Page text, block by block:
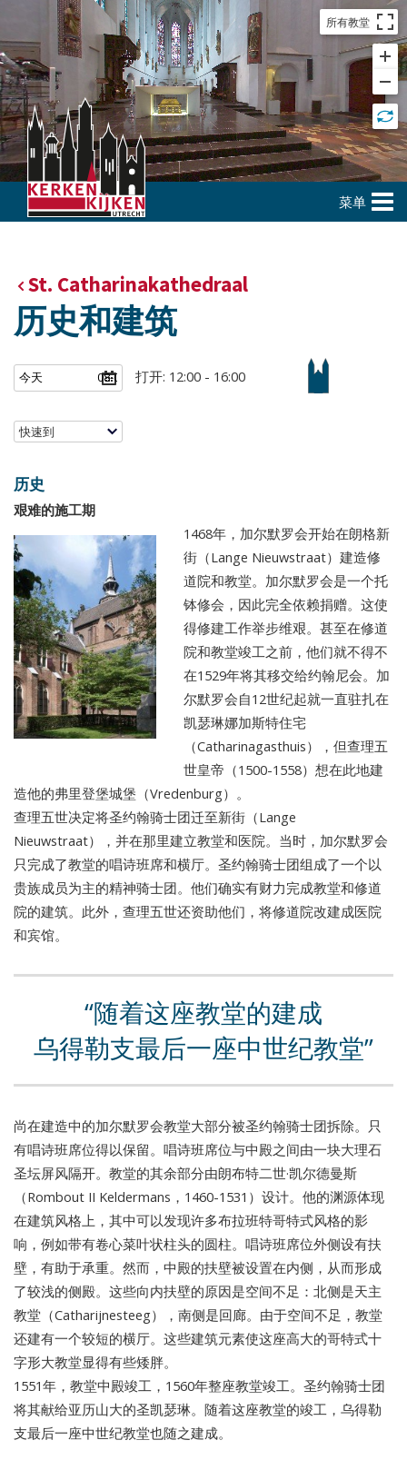
所有教堂
菜单
St. Catharinakathedraal
历史和建筑
打开: 12:00 - 16:00
快速到
历史
艰难的施工期
1468年，加尔默罗会开始在朗格新
街（Lange Nieuwstraat）建造修
道院和教堂。加尔默罗会是一个托
钵修会，因此完全依赖捐赠。这使
得修建工作举步维艰。甚至在修道
院和教堂竣工之前，他们就不得不
在1529年将其移交给约翰尼会。加
尔默罗会自12世纪起就一直驻扎在
凯瑟琳娜加斯特住宅
（Catharinagasthuis），但查理五
世皇帝（1500-1558）想在此地建
造他的弗里登堡城堡（Vredenburg）。
查理五世决定将圣约翰骑士团迁至新街（Lange
Nieuwstraat），并在那里建立教堂和医院。当时，加尔默罗会
只完成了教堂的唱诗班席和横厅。圣约翰骑士团组成了一个以
贵族成员为主的精神骑士团。他们确实有财力完成教堂和修道
院的建筑。此外，查理五世还资助他们，将修道院改建成医院
和宾馆。
随着这座教堂的建成
乌得勒支最后一座中世纪教堂
尚在建造中的加尔默罗会教堂大部分被圣约翰骑士团拆除。只
有唱诗班席位得以保留。唱诗班席位与中殿之间由一块大理石
圣坛屏风隔开。教堂的其余部分由朗布特二世·凯尔德曼斯
（Rombout II Keldermans，1460-1531）设计。他的渊源体现
在建筑风格上，其中可以发现许多布拉班特哥特式风格的影
响，例如带有卷心菜叶状柱头的圆柱。唱诗班席位外侧设有扶
壁，有助于承重。然而，中殿的扶壁被设置在内侧，从而形成
了较浅的侧殿。这些向内扶壁的原因是空间不足：北侧是天主
教堂（Catharijnesteeg），南侧是回廊。由于空间不足，教堂
还建有一个较短的横厅。这些建筑元素使这座高大的哥特式十
字形大教堂显得有些矮胖。
1551年，教堂中殿竣工，1560年整座教堂竣工。圣约翰骑士团
将其献给亚历山大的圣凯瑟琳。随着这座教堂的竣工，乌得勒
支最后一座中世纪教堂也随之建成。